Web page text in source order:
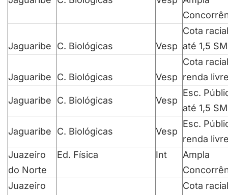
Jaguaribe C. Biológicas Vesp
Cota racial
até 1,5 SM
Jaguaribe C. Biológicas Vesp
Cota racial
renda
Jaguaribe C. Biológicas Vesp
Esc.
até 1,5 SM
Jaguaribe C. Biológicas Vesp
Esc.
renda
Juazeiro
do Norte
Ed. Física Int
Ampla
Juazeiro
Cota racial